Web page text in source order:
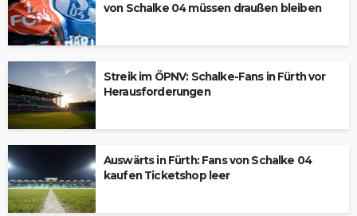
von Schalke 04 müssen draußen bleiben
Streik im ÖPNV: Schalke-Fans in Fürth vor
Herausforderungen
Auswärts in Fürth: Fans von Schalke 04
kaufen Ticketshop leer